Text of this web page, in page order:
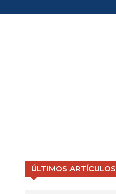
ÚLTIMOS ARTÍCULOS